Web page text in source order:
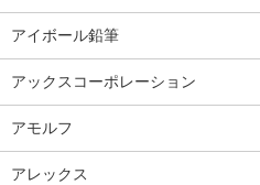
アイボール鉛筆
アックスコーポレーション
アモルフ
アレックス